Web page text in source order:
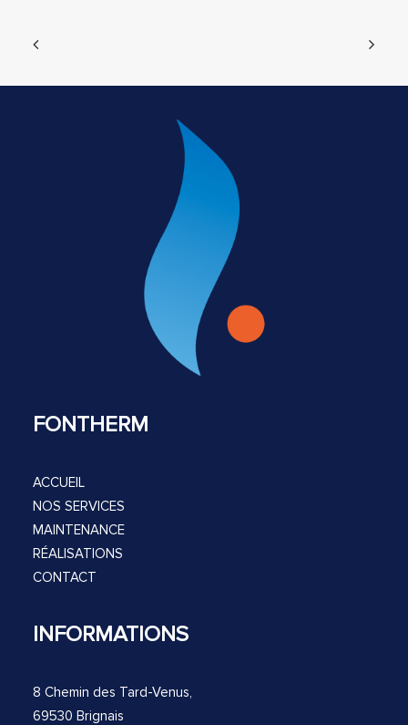
FONTHERM
ACCUEIL
NOS SERVICES
MAINTENANCE
RÉALISATIONS
CONTACT
INFORMATIONS
8 Chemin des Tard-Venus,
69530 Brignais